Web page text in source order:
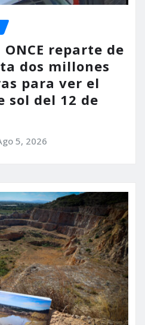
reparte de
dos millones
para ver el
sol del 12 de
5, 2026